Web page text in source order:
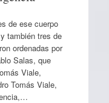
de ese cuerpo
también tres de
ordenadas por
Salas, que
Viale,
Tomás Viale,